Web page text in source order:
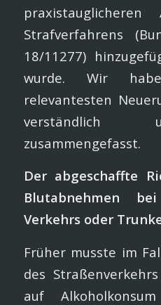
praxistauglicheren
Strafverfahrens
18/11277)
wurde. Wir
relevantesten
verständlich
zusammengefasst.
Der abgeschaffte
Blutabnehmen
Verkehrs oder
Früher musste im
des
auf